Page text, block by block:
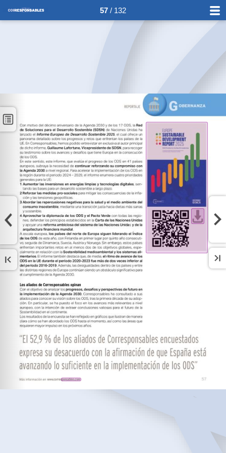
57 / 132